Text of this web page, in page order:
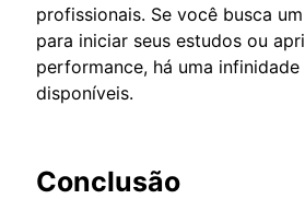
profissionais. Se você busca um
para iniciar seus estudos ou
performance, há uma
disponíveis.
Conclusão